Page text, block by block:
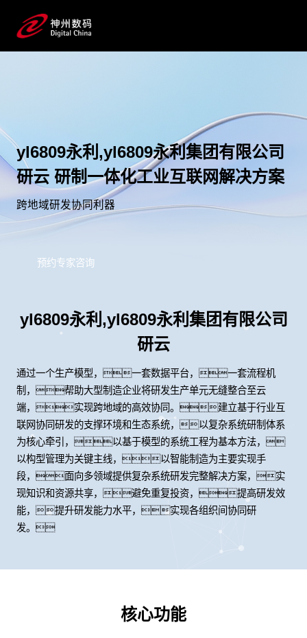
yl6809永利,yl6809永利集团有限公司
研云 研制一体化工业互联网解决方案
跨地域研发协同利器
预约专家咨询
yl6809永利,yl6809永利集团有限公司
研云
通过一个生产模型，一套数据平台，一套流程机
制，帮助大型制造企业将研发生产单元无缝整合至云
端，实现跨地域的高效协同。建立基于行业互
联网协同研发的支撑环境和生态系统，以复杂系统研制体系
为核心牵引，以基于模型的系统工程为基本方法，
以构型管理为关键主线，以智能制造为主要实现手
段，面向多领域提供复杂系统研发完整解决方案，实
现知识和资源共享，避免重复投资，提高研发效
能，提升研发能力水平，实现各组织间协同研
发。
核心功能